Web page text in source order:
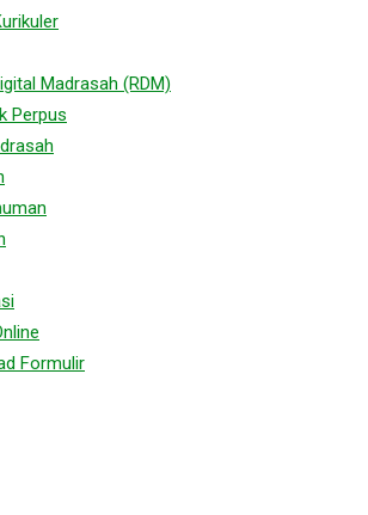
Madrasah (RDM)
Perpus
Formulir